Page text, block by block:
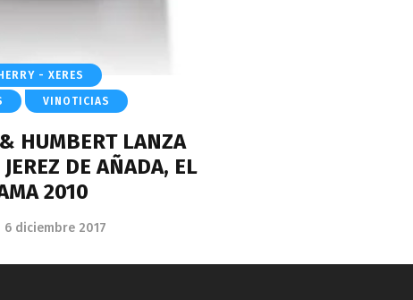
- XERES
VINOTICIAS
HUMBERT LANZA
DE AÑADA, EL
2010
6 diciembre 2017